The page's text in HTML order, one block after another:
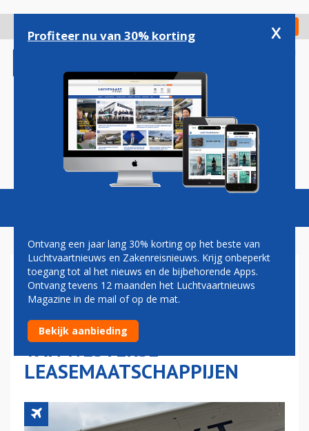
gaan
Check in
Magazine Podcasts Vacatures
RUSLAND ONDERZOEKT
OPTIES VOOR AANKOOP
GESTRANDE TOESTELLEN
VAN WESTERSE
LEASEMAATSCHAPPIJEN
Profiteer nu van 30% korting x
Ontvang een jaar lang 30% korting op het beste van
Luchtvaartnieuws en Zakenreisnieuws. Krijg onbeperkt
toegang tot al het nieuws en de bijbehorende Apps.
Ontvang tevens 12 maanden het Luchtvaartnieuws
Magazine in de mail of op de mat.
Bekijk aanbieding